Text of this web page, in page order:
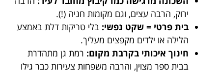
ירוק, הרבה עצים, וגם מקומות חניה (!).
בית פרטי = שקט נפשי: בלי טריקות דלת באמצע
הלילה או ילדים מקפצים מעליך.
חינוך איכותי בקרבת מקום: רמת גן מתהדרת
בבית ספר מצוין, והרבה משפחות צעירות כבר גילו